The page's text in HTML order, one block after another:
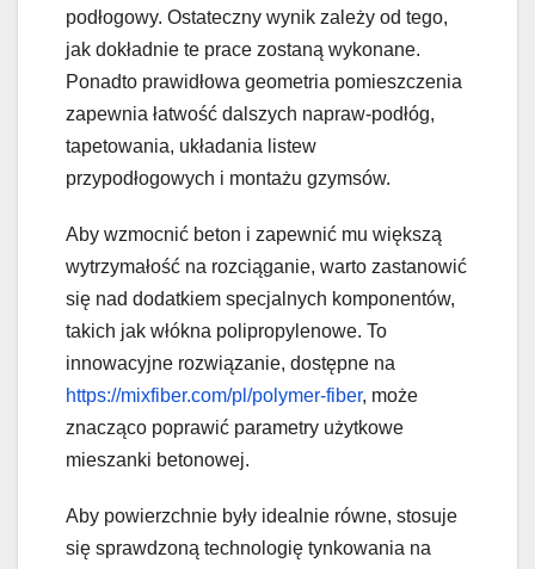
podłogowy. Ostateczny wynik zależy od tego,
jak dokładnie te prace zostaną wykonane.
Ponadto prawidłowa geometria pomieszczenia
zapewnia łatwość dalszych napraw-podłóg,
tapetowania, układania listew
przypodłogowych i montażu gzymsów.
Aby wzmocnić beton i zapewnić mu większą
wytrzymałość na rozciąganie, warto zastanowić
się nad dodatkiem specjalnych komponentów,
takich jak włókna polipropylenowe. To
innowacyjne rozwiązanie, dostępne na
https://mixfiber.com/pl/polymer-fiber, może
znacząco poprawić parametry użytkowe
mieszanki betonowej.
Aby powierzchnie były idealnie równe, stosuje
się sprawdzoną technologię tynkowania na